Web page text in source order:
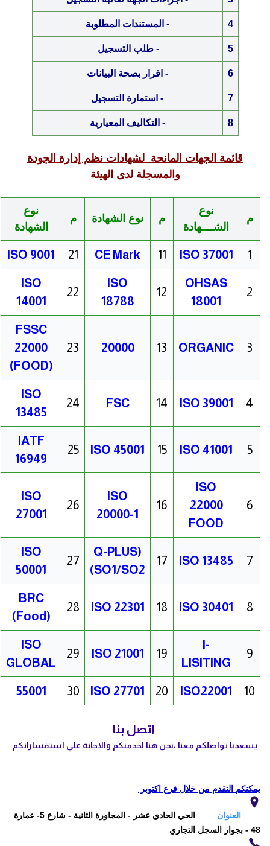
4
- المستندات المطلوبة
5
- طلب التسجيل
6
- اقرار بصحة البيانات
7
- استمارة التسجيل
8
- التكاليف المعيارية
قائمة الجهات المانحة لشهادات نظم إدارة الجودة
والمسجلة لدى الهيئة
م
نوع
الشــــهادة
م نوع الشهادة م
نوع
الشهادة
1
ISO 37001
11
CE Mark
21
ISO 9001
2
OHSAS
18001
12
ISO
18788
22
ISO
14001
3
ORGANIC
13
20000
23
FSSC
22000
(FOOD)
4
ISO 39001
14
FSC
24
ISO
13485
5
ISO 41001
15
ISO 45001
25
IATF
16949
6
ISO
22000
FOOD
16
ISO
20000-1
26
ISO
27001
7
ISO 13485
17
(Q-PLUS
(SO1/SO2
27
ISO
50001
8
ISO 30401
18
ISO 22301
28
BRC
(Food)
9
I-
LISITING
19
ISO 21001
29
ISO
GLOBAL
10
ISO22001
20
ISO 27701
30
55001
اتصل بنا
يسعدنا تواصلكم معنا ،نحن هنا لخدمتكم والاجابة علي استفساراتكم
يمكنكم التقدم من خلال فرع اكتوبر
العنوان
الحي الحادي عشر - المجاورة الثانية - شارع 5- عمارة
48 - بجوار السجل التجاري